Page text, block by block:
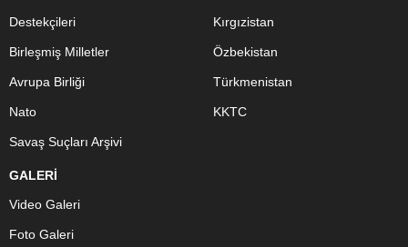
Destekçileri
Birleşmiş Milletler
Avrupa Birliği
Nato
Savaş Suçları Arşivi
Kırgızistan
Özbekistan
Türkmenistan
KKTC
GALERİ
Video Galeri
Foto Galeri